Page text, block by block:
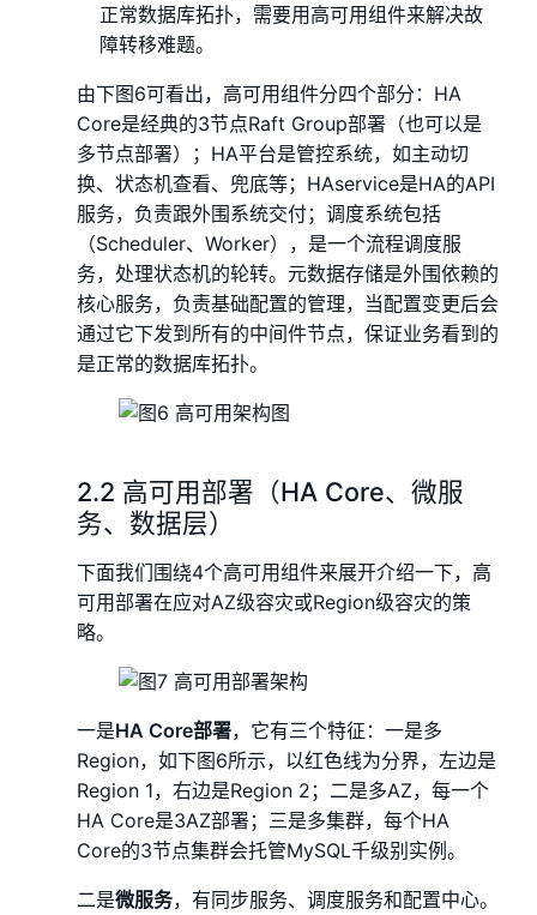
正常数据库拓扑，需要用高可用组件来解决故
障转移难题。
由下图6可看出，高可用组件分四个部分：HA
Core是经典的3节点Raft Group部署（也可以是
多节点部署）；HA平台是管控系统，如主动切
换、状态机查看、兜底等；HAservice是HA的API
服务，负责跟外围系统交付；调度系统包括
（Scheduler、Worker），是一个流程调度服
务，处理状态机的轮转。元数据存储是外围依赖的
核心服务，负责基础配置的管理，当配置变更后会
通过它下发到所有的中间件节点，保证业务看到的
是正常的数据库拓扑。
2.2 高可用部署（HA Core、微服
务、数据层）
下面我们围绕4个高可用组件来展开介绍一下，高
可用部署在应对AZ级容灾或Region级容灾的策
略。
一是HA Core部署，它有三个特征：一是多
Region，如下图6所示，以红色线为分界，左边是
Region 1，右边是Region 2；二是多AZ，每一个
HA Core是3AZ部署；三是多集群，每个HA
Core的3节点集群会托管MySQL千级别实例。
二是微服务，有同步服务、调度服务和配置中心。